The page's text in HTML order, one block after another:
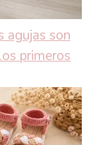
agujas son
primeros